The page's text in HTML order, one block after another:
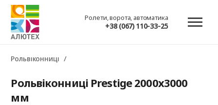
Ролети, ворота, автоматика
+38 (067) 110-33-25
Рольвіконниці
Рольвіконниці Prestige 2000x3000
мм